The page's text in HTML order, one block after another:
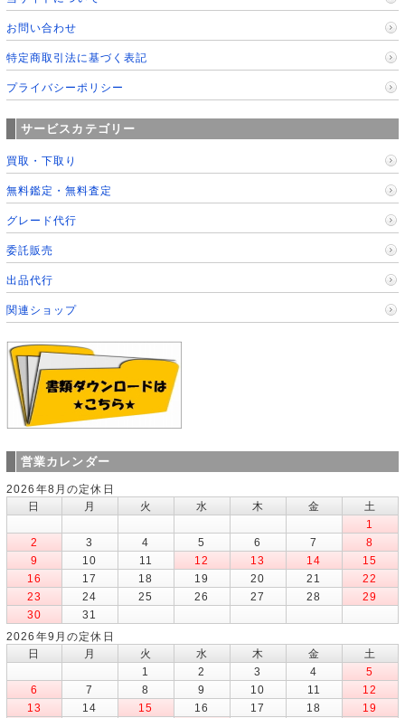
お問い合わせ
特定商取引法に基づく表記
プライバシーポリシー
サービスカテゴリー
買取・下取り
無料鑑定・無料査定
グレード代行
委託販売
出品代行
関連ショップ
営業カレンダー
2026年8月の定休日
日
月 火 水 木 金
土
1
2
3 4 5 6 7
8
9
10 11 12 13 14
15
16
17 18 19 20 21
22
23
24 25 26 27 28
29
30
31
2026年9月の定休日
日
月 火 水 木 金
土
1
2 3 4
5
6
7 8 9 10 11
12
13
14 15 16 17 18
19